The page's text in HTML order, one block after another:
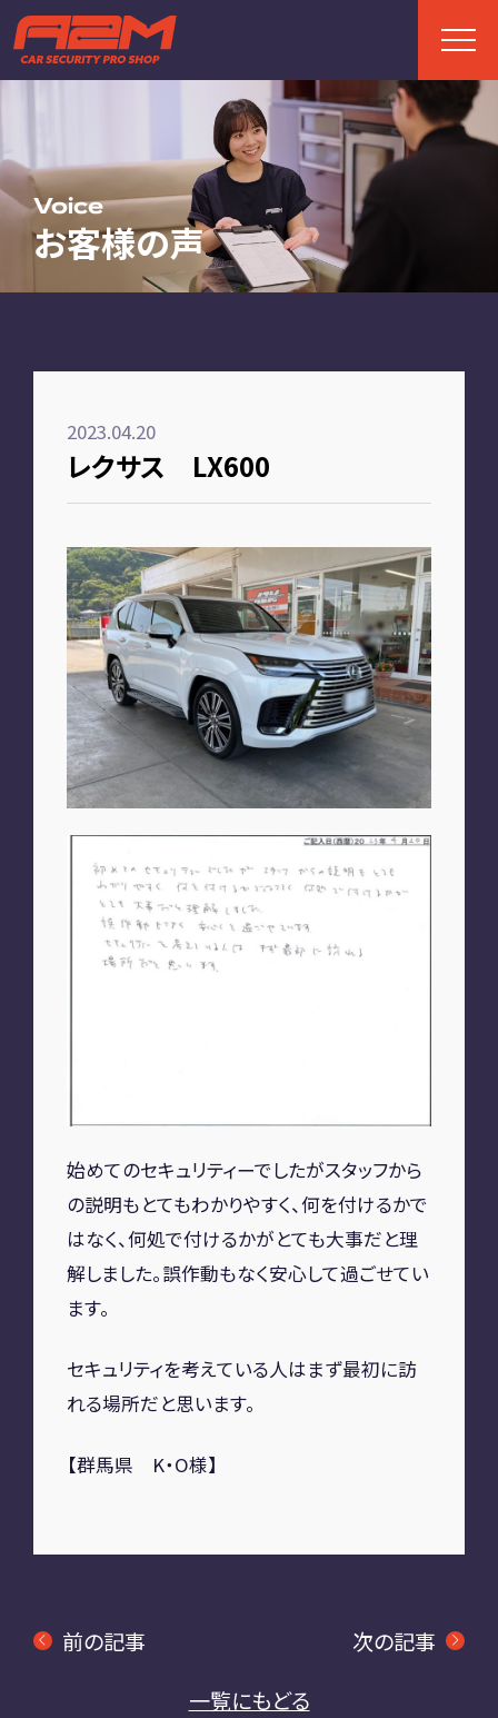
Voice
お客様の声
2023.04.20
レクサス LX600
始めてのセキュリティーでしたがスタッフから
の説明もとてもわかりやすく、何を付けるかで
はなく、何処で付けるかがとても大事だと理
解しました。誤作動もなく安心して過ごせてい
ます。
セキュリティを考えている人はまず最初に訪
れる場所だと思います。
【群馬県 K・O様】
前の記事
一覧にもどる
次の記事
TOP
ABOUT
A2Mについて
FAQ
お客様の声
PLAN
車種別プラン
SHOP
A2M 本店
A2M 仙台
A2M 宇都宮
A2M 愛知
A2M 横浜
CONTACT
お問い合わせ
RECRUIT